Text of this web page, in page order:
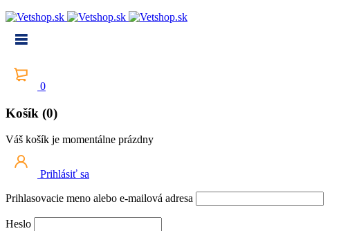
0
Košík (0)
Váš košík je momentálne prázdny
Prihlásiť sa
Prihlasovacie meno alebo e-mailová adresa
Heslo